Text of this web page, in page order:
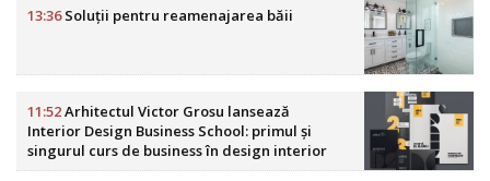
13:36Soluții pentru reamenajarea băii
11:52Arhitectul Victor Grosu lansează
Interior Design Business School: primul și
singurul curs de business în design interior
din România